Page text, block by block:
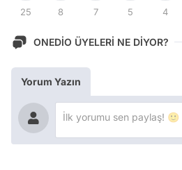
25 8 7 5 4
ONEDİO ÜYELERİ NE DİYOR?
Yorum Yazın